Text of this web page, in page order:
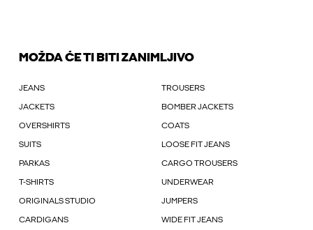
MOŽDA ĆE TI BITI ZANIMLJIVO
JEANS TROUSERS
JACKETS BOMBER JACKETS
OVERSHIRTS COATS
SUITS LOOSE FIT JEANS
PARKAS CARGO TROUSERS
T-SHIRTS UNDERWEAR
ORIGINALS STUDIO JUMPERS
CARDIGANS WIDE FIT JEANS